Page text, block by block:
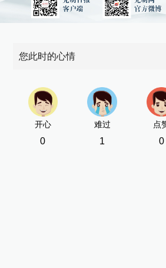
您此时的心情
开心
0
难过
1
点
0